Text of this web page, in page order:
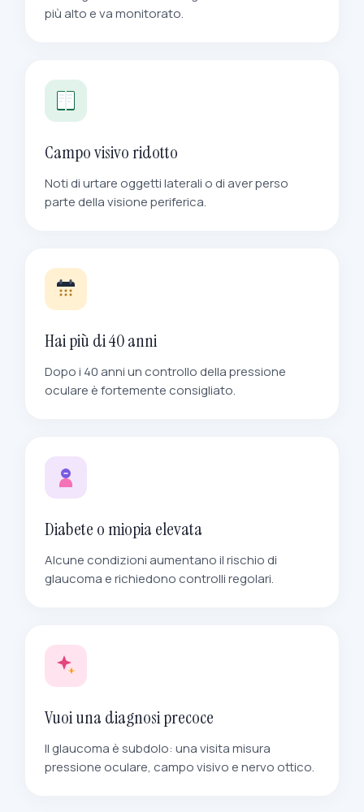
più alto e va monitorato.
Campo visivo ridotto
Noti di urtare oggetti laterali o di aver perso
parte della visione periferica.
Hai più di 40 anni
Dopo i 40 anni un controllo della pressione
oculare è fortemente consigliato.
Diabete o miopia elevata
Alcune condizioni aumentano il rischio di
glaucoma e richiedono controlli regolari.
Vuoi una diagnosi precoce
Il glaucoma è subdolo: una visita misura
pressione oculare, campo visivo e nervo ottico.